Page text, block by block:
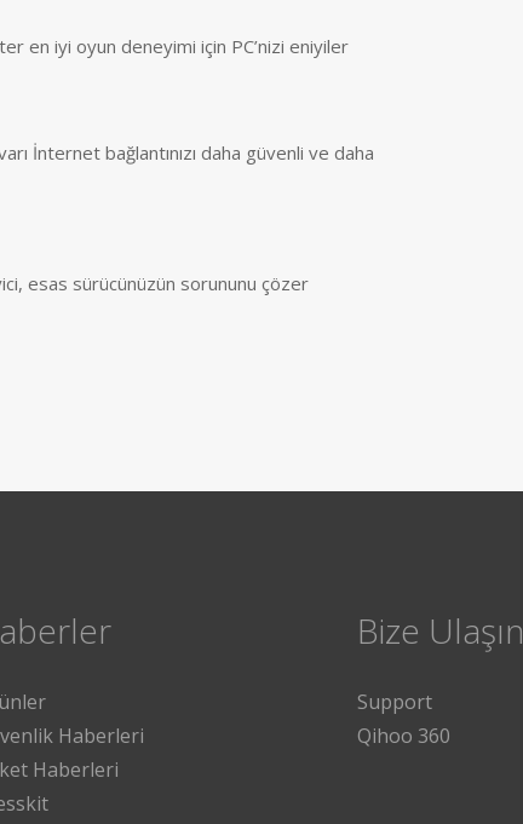
en iyi oyun deneyimi için PC’nizi eniyiler
İnternet bağlantınızı daha güvenli ve daha
esas sürücünüzün sorununu çözer
Haberleri
Haberleri
Bize Ulaşın
Support
Qihoo 360